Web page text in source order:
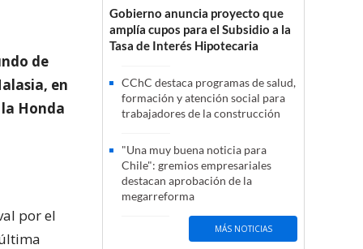
de
en
Honda
por el
Gobierno anuncia proyecto que
amplía cupos para el Subsidio a la
Tasa de Interés Hipotecaria
CChC destaca programas de salud,
formación y atención social para
trabajadores de la construcción
"Una muy buena noticia para
Chile": gremios empresariales
destacan aprobación de la
megarreforma
MÁS NOTICIAS